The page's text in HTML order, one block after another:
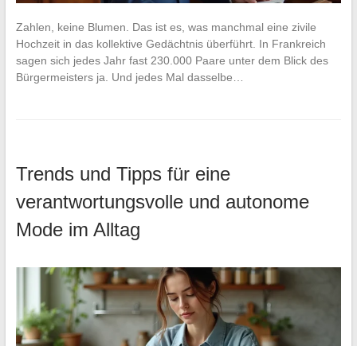
Zahlen, keine Blumen. Das ist es, was manchmal eine zivile
Hochzeit in das kollektive Gedächtnis überführt. In Frankreich
sagen sich jedes Jahr fast 230.000 Paare unter dem Blick des
Bürgermeisters ja. Und jedes Mal dasselbe…
Trends und Tipps für eine
verantwortungsvolle und autonome
Mode im Alltag